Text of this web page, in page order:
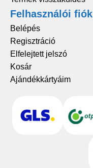
Felhasználói fiók
Belépés
Regisztráció
Elfelejtett jelszó
Kosár
Ajándékkártyáim